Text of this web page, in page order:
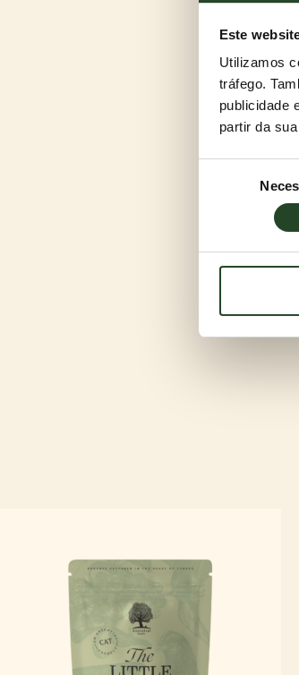
Este
Utilizamos
tráfego.
publicidade
partir da
consentimento
Ideal
Alta
preço é
adorar?
como é
E
Com